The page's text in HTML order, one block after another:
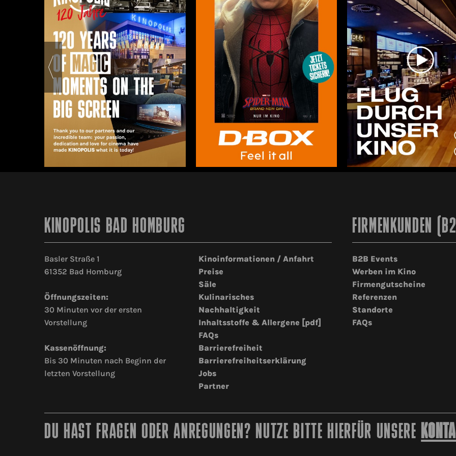
KINOPOLIS BAD HOMBURG
Basler Straße 1
61352 Bad Homburg
Öffnungszeiten:
30 Minuten vor der ersten
Vorstellung
Kassenöffnung:
Bis 30 Minuten nach Beginn der
letzten Vorstellung
Kinoinformationen / Anfahrt
Preise
Säle
Kulinarisches
Nachhaltigkeit
Inhaltsstoffe & Allergene [pdf]
FAQs
Barrierefreiheit
Barrierefreiheitserklärung
Jobs
Partner
FIRMENKUNDEN
B2B Events
Werben im Kino
Firmengutscheine
Referenzen
Standorte
FAQs
DU HAST FRAGEN ODER ANREGUNGEN? NUTZE BITTE HIERFÜR UNSERE